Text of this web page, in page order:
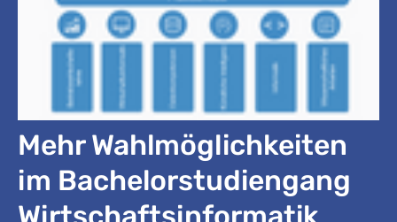
Mehr Wahlmöglichkeiten
im Bachelorstudiengang